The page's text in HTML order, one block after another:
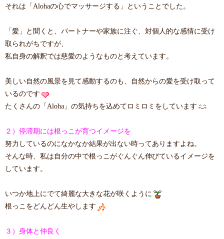
それは「Alohaの心でマッサージする」ということでした。
「愛」と聞くと、パートナーや家族に注ぐ、対個人的な感情に受け
取られがちですが、
私自身の解釈では慈愛のようなものと考えています。
美しい自然の風景を見て感動するのも、自然からの愛を受け取って
いるのです
たくさんの「Aloha」の気持ちを込めてロミロミをしています
２）停滞期には根っこが育つイメージを
努力しているのになかなか結果が出ない時ってありますよね。
そんな時、私は自分の中で根っこがぐんぐん伸びているイメージを
しています。
いつか地上にでて綺麗な大きな花が咲くように
根っこをどんどん生やします
３）身体と仲良く